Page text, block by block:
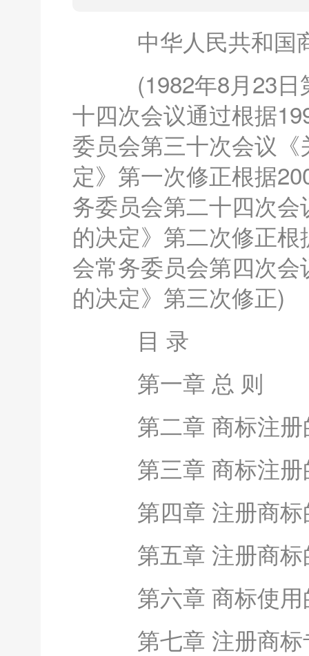
中华人民共和国
(1982年8月23日
十四次会议通过根据
委员会第三十次会议
定》第一次修正根据
务委员会第二十四次
的决定》第二次修正
会常务委员会第四次
的决定》第三次修正)
目 录
第一章 总 则
第二章 商标注册
第三章 商标注册
第四章 注册商标
第五章 注册商标
第六章 商标使用
第七章 注册商标